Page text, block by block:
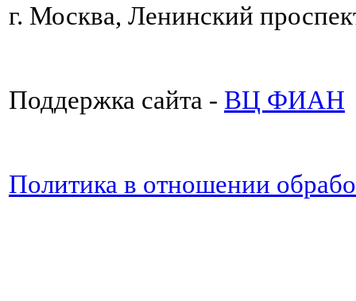
г. Москва, Ленинский
Поддержка сайта - ВЦ ФИАН
Политика в отношении